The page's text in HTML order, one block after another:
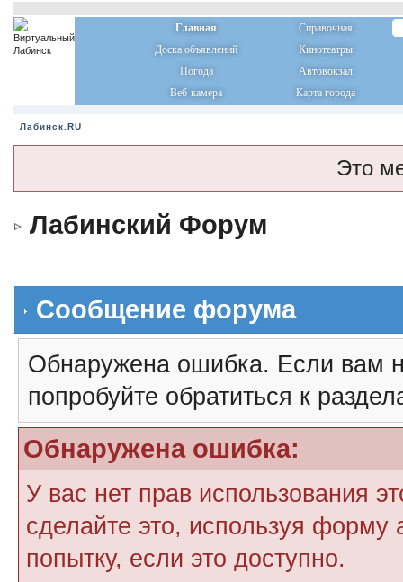
Главная
Справочная
Доска объявлений
Кинотеатры
Погода
Автовокзал
Веб-камера
Карта города
Лабинск.RU
Это
Лабинский Форум
Сообщение форума
Обнаружена ошибка. Если вам
попробуйте обратиться к
Обнаружена ошибка:
У вас нет прав использования
сделайте это, используя форму
попытку, если это доступно.